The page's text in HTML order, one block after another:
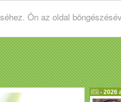
Ön az oldal
- 2026